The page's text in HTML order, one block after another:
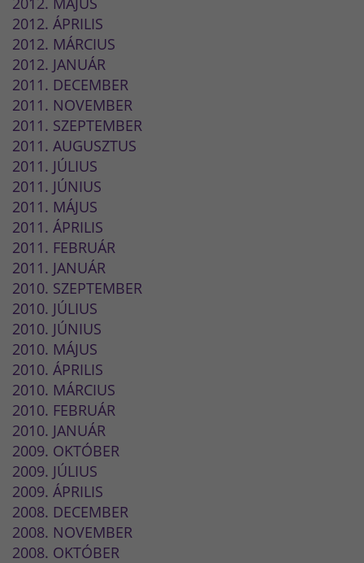
2012. ÁPRILIS
2012. MÁRCIUS
2012. JANUÁR
2011. DECEMBER
2011. NOVEMBER
2011. SZEPTEMBER
2011. AUGUSZTUS
2011. JÚLIUS
2011. JÚNIUS
2011. MÁJUS
2011. ÁPRILIS
2011. FEBRUÁR
2011. JANUÁR
2010. SZEPTEMBER
2010. JÚLIUS
2010. JÚNIUS
2010. MÁJUS
2010. ÁPRILIS
2010. MÁRCIUS
2010. FEBRUÁR
2010. JANUÁR
2009. OKTÓBER
2009. JÚLIUS
2009. ÁPRILIS
2008. DECEMBER
2008. NOVEMBER
2008. OKTÓBER